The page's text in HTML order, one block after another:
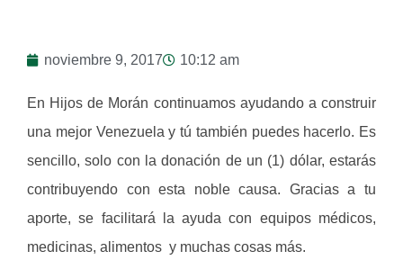
noviembre 9, 2017 10:12 am
En Hijos de Morán continuamos ayudando a construir
una mejor Venezuela y tú también puedes hacerlo. Es
sencillo, solo con la donación de un (1) dólar, estarás
contribuyendo con esta noble causa. Gracias a tu
aporte, se facilitará la ayuda con equipos médicos,
medicinas, alimentos y muchas cosas más.